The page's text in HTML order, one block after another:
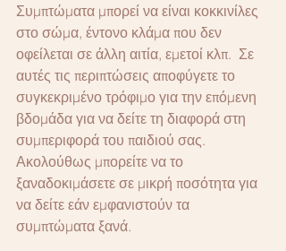
Συμπτώματα μπορεί να είναι κοκκινίλες
στο σώμα, έντονο κλάμα που δεν
οφείλεται σε άλλη αιτία, εμετοί κλπ.  Σε
αυτές τις περιπτώσεις αποφύγετε το
συγκεκριμένο τρόφιμο για την επόμενη
βδομάδα για να δείτε τη διαφορά στη
συμπεριφορά του παιδιού σας.
Ακολούθως μπορείτε να το
ξαναδοκιμάσετε σε μικρή ποσότητα για
να δείτε εάν εμφανιστούν τα
συμπτώματα ξανά.